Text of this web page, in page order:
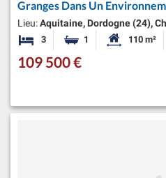
Granges Dans Un
Lieu:Aquitaine, Dordogne (24),
3 Chambres1 Salle de bainSurface
110 m²
109 500 €